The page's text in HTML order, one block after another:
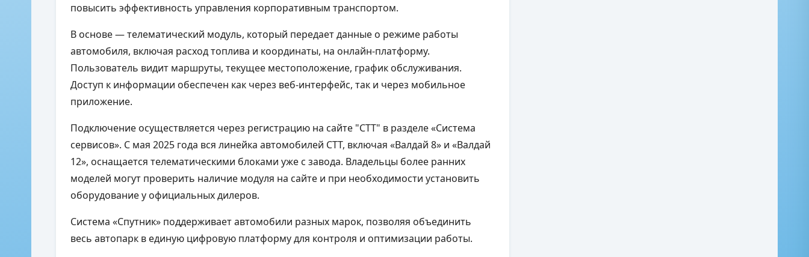
повысить эффективность управления корпоративным транспортом.
В основе — телематический модуль, который передает данные о режиме работы
автомобиля, включая расход топлива и координаты, на онлайн-платформу.
Пользователь видит маршруты, текущее местоположение, график обслуживания.
Доступ к информации обеспечен как через веб-интерфейс, так и через мобильное
приложение.
Подключение осуществляется через регистрацию на сайте "СТТ" в разделе «Система
сервисов». С мая 2025 года вся линейка автомобилей СТТ, включая «Валдай 8» и «Валдай
12», оснащается телематическими блоками уже с завода. Владельцы более ранних
моделей могут проверить наличие модуля на сайте и при необходимости установить
оборудование у официальных дилеров.
Система «Спутник» поддерживает автомобили разных марок, позволяя объединить
весь автопарк в единую цифровую платформу для контроля и оптимизации работы.